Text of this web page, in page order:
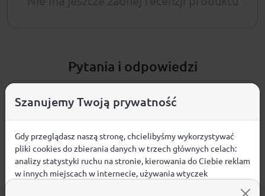
Pytania i odpowiedzi
Nie ma jeszcze pytań. Bądź pierwszy :)
Szanujemy Twoją prywatność
Gdy przeglądasz naszą stronę, chcielibyśmy wykorzystywać
pliki cookies do zbierania danych w trzech głównych celach:
analizy statystyki ruchu na stronie, kierowania do Ciebie reklam
w innych miejscach w internecie, używania wtyczek